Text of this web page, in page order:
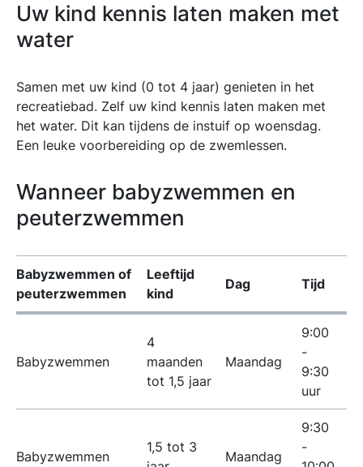
Uw kind kennis laten maken met
water
Samen met uw kind (0 tot 4 jaar) genieten in het
recreatiebad. Zelf uw kind kennis laten maken met
het water. Dit kan tijdens de instuif op woensdag.
Een leuke voorbereiding op de zwemlessen.
Wanneer babyzwemmen en
peuterzwemmen
Babyzwemmen of
peuterzwemmen
Leeftijd
kind
Dag Tijd
Babyzwemmen
4
maanden
tot 1,5 jaar
Maandag
9:00
-
9:30
uur
Babyzwemmen
1,5 tot 3
Maandag
9:30
-